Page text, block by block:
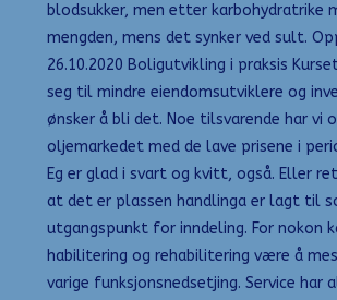
blodsukker, men etter karbohydratrike
mengden, mens det synker ved sult.
26.10.2020 Boligutvikling i praksis
seg til mindre eiendomsutviklere og
ønsker å bli det. Noe tilsvarende har vi
oljemarkedet med de lave prisene i
Eg er glad i svart og kvitt, også. Eller
at det er plassen handlinga er lagt til
utgangspunkt for inndeling. For nokon
habilitering og rehabilitering være å
varige funksjonsnedsetjing. Service